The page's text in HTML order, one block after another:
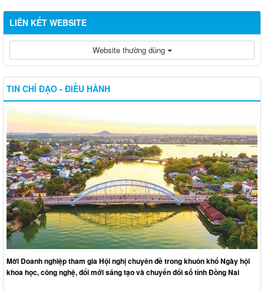
LIÊN KẾT WEBSITE
Website thường dùng
TIN CHỈ ĐẠO - ĐIỀU HÀNH
Mời Doanh nghiệp tham gia Hội nghị chuyên đề trong khuôn khổ Ngày hội
khoa học, công nghệ, đổi mới sáng tạo và chuyển đổi số tỉnh Đồng Nai